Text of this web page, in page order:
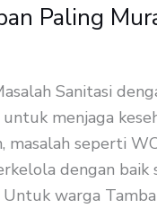
Paling
Sanitasi
menjaga
masalah seperti
dengan baik
warga